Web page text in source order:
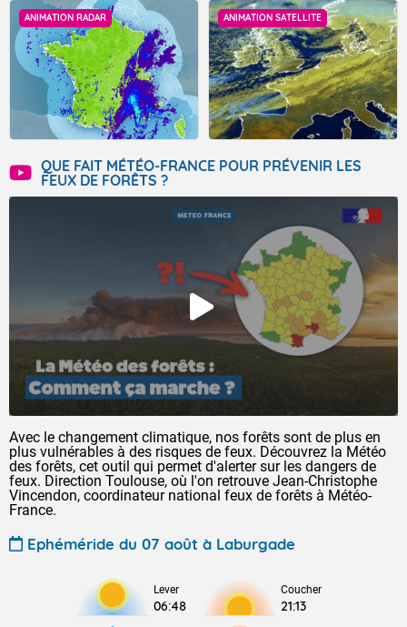
ANIMATION RADAR ANIMATION SATELLITE
QUE FAIT MÉTÉO-FRANCE POUR PRÉVENIR LES
FEUX DE FORÊTS ?
Avec le changement climatique, nos forêts sont de plus en
plus vulnérables à des risques de feux. Découvrez la Météo
des forêts, cet outil qui permet d'alerter sur les dangers de
feux. Direction Toulouse, où l'on retrouve Jean-Christophe
Vincendon, coordinateur national feux de forêts à Météo-
France.
Ephéméride du 07 août à Laburgade
Lever
06:48
Coucher
21:13